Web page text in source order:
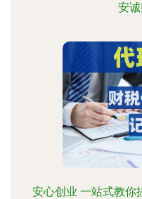
安
安心创业 一站式教你